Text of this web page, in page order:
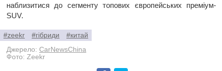
наблизитися до сегменту топових європейських преміум-
SUV.
#zeekr #гібриди
#китай
Джерело: CarNewsChina
Фото: Zeekr